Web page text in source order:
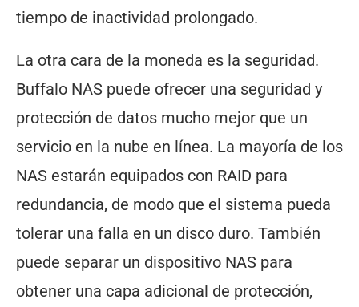
tiempo de inactividad prolongado.
La otra cara de la moneda es la seguridad.
Buffalo NAS puede ofrecer una seguridad y
protección de datos mucho mejor que un
servicio en la nube en línea. La mayoría de los
NAS estarán equipados con RAID para
redundancia, de modo que el sistema pueda
tolerar una falla en un disco duro. También
puede separar un dispositivo NAS para
obtener una capa adicional de protección,